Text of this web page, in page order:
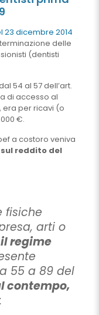
23 dicembre 2014
delle
(dentisti
54 al 57 dell’art.
di accesso al
era per ricavi (o
€.
a costoro veniva
reddito del
fisiche
arti o
regime
55 a 89 del
contempo,